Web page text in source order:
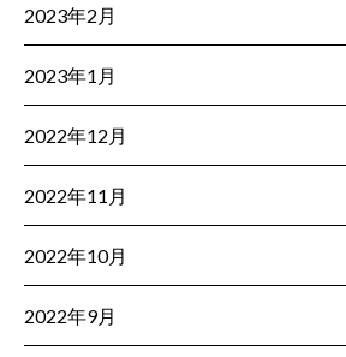
2023年2月
2023年1月
2022年12月
2022年11月
2022年10月
2022年9月